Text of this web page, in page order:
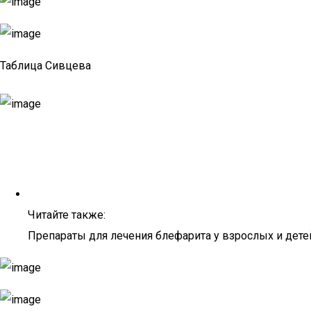
Таблица Сивцева
Читайте также:
Препараты для лечения блефарита у взрослых и